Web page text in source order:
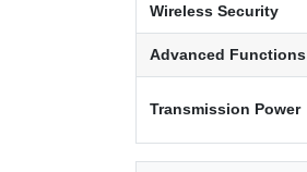
Wireless Security
Advanced Functions
Transmission Power